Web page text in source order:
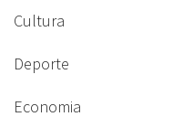
Cultura
Deporte
Economia